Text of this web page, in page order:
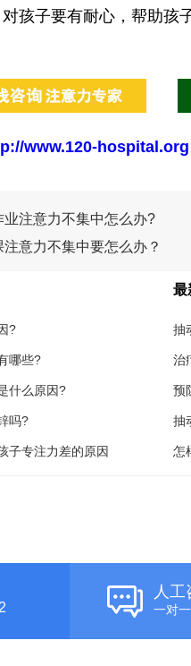
孩子要有耐心，帮助孩
www.120-hospital.org
业注意力不集中怎么办?
意力不集中要怎么办？
?
哪些?
什么原因?
吗?
子专注力差的原因
最
抽
治
预
抽
怎
人工
一对